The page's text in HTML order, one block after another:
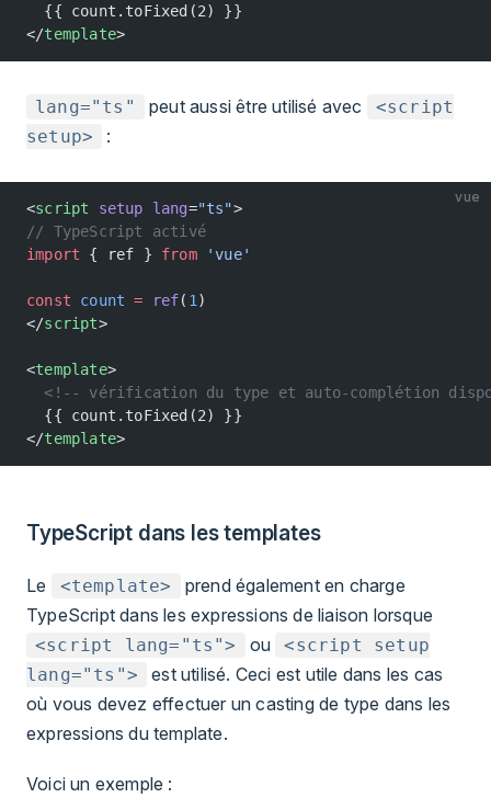
  {{ count.toFixed(2) }}
</template>
lang="ts" peut aussi être utilisé avec
<script
setup>
:
vue
<script setup lang="ts">
// TypeScript activé
import { ref } from 'vue'
const count = ref( 1 )
</script>
<template>
<!-- vérification du type et auto-complétion
  {{ count.toFixed(2) }}
</template>
TypeScript dans les templates
Le <template>
prend également en charge
TypeScript dans les expressions de liaison lorsque
<script lang="ts"> ou
<script setup
lang="ts">
est utilisé. Ceci est utile dans les cas
où vous devez effectuer un casting de type dans les
expressions du template.
Voici un exemple :